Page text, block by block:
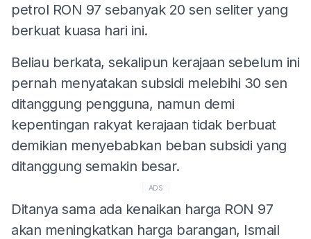
petrol RON 97 sebanyak 20 sen seliter yang
berkuat kuasa hari ini.
Beliau berkata, sekalipun kerajaan sebelum ini
pernah menyatakan subsidi melebihi 30 sen
ditanggung pengguna, namun demi
kepentingan rakyat kerajaan tidak berbuat
demikian menyebabkan beban subsidi yang
ditanggung semakin besar.
ADS
Ditanya sama ada kenaikan harga RON 97
akan meningkatkan harga barangan, Ismail